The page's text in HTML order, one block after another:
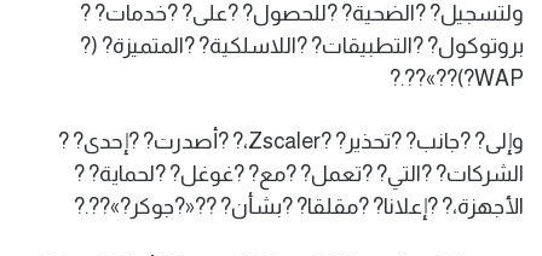
ولتسجيل? ?الضحية? ?للحصول? ?على? ?خدمات? ?
بروتوكول? ?التطبيقات? ?اللاسلكية? ?المتميزة? (?
WAP?)??»??.?
وإلى? ?جانب? ?تحذير? ?Zscaler،? ?أصدرت? ?إحدى? ?
الشركات? ?التي? ?تعمل? ?مع? ?غوغل? ?لحماية? ?
الأجهزة،? ?إعلانا? ?مقلقا? ?بشأن? ??«?جوكر?»??.?